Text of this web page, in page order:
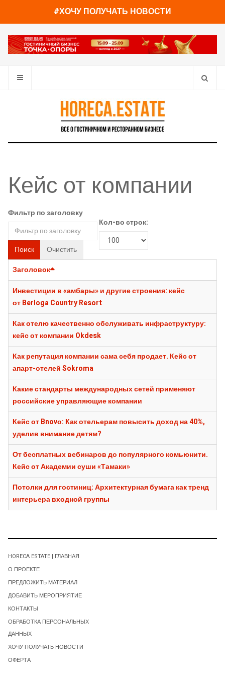
#ХОЧУ ПОЛУЧАТЬ НОВОСТИ
Кейс от компании
Фильтр по заголовку
Поиск Очистить
Кол-во строк:
Заголовок
Инвестиции в «амбары» и другие строения: кейс
от Berloga Country Resort
Как отелю качественно обслуживать инфраструктуру:
кейс от компании Okdesk
Как репутация компании сама себя продает. Кейс от
апарт-отелей Sokroma
Какие стандарты международных сетей применяют
российские управляющие компании
Кейс от Bnovо: Как отельерам повысить доход на 40%,
уделив внимание детям?
От бесплатных вебинаров до популярного комьюнити.
Кейс от Академии суши «Тамаки»
Потолки для гостиниц: Архитектурная бумага как тренд
интерьера входной группы
HORECA ESTATE | ГЛАВНАЯ
О ПРОЕКТЕ
ПРЕДЛОЖИТЬ МАТЕРИАЛ
ДОБАВИТЬ МЕРОПРИЯТИЕ
КОНТАКТЫ
ОБРАБОТКА ПЕРСОНАЛЬНЫХ
ДАННЫХ
ХОЧУ ПОЛУЧАТЬ НОВОСТИ
ОФЕРТА